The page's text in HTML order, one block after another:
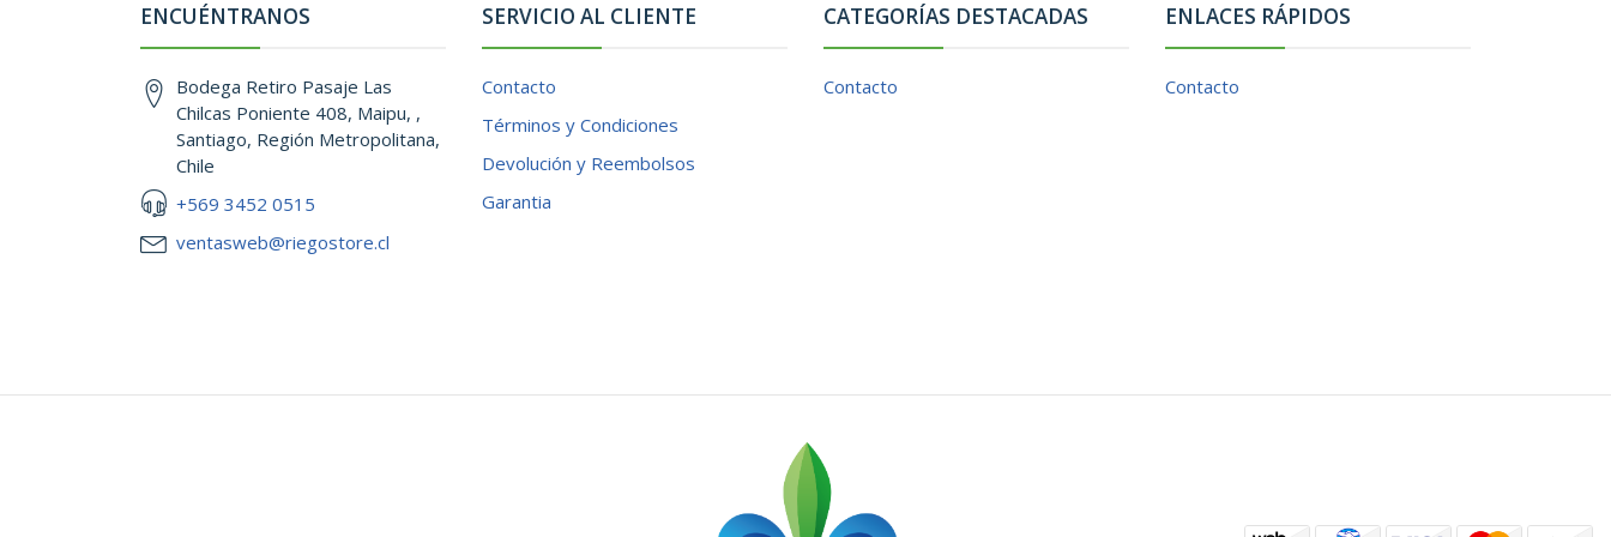
ENCUÉNTRANOS
Bodega Retiro Pasaje Las
Chilcas Poniente 408, Maipu, ,
Santiago, Región Metropolitana,
Chile
+569 3452 0515
ventasweb@riegostore.cl
SERVICIO AL CLIENTE
Contacto
Términos y Condiciones
Devolución y Reembolsos
Garantia
CATEGORÍAS DESTACADAS
Contacto
ENLACES RÁPIDOS
Contacto